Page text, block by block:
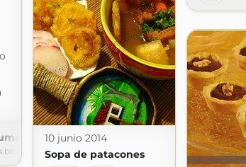
10 junio 2014
Sopa de patacones